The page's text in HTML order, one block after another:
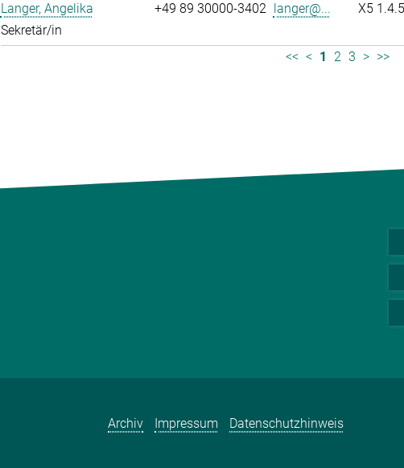
Langer, Angelika
Sekretär/in
+49 89 30000-3402 langer@... X5
<< < 1 2 3 > >>
Archiv Impressum Datenschutzhinweis